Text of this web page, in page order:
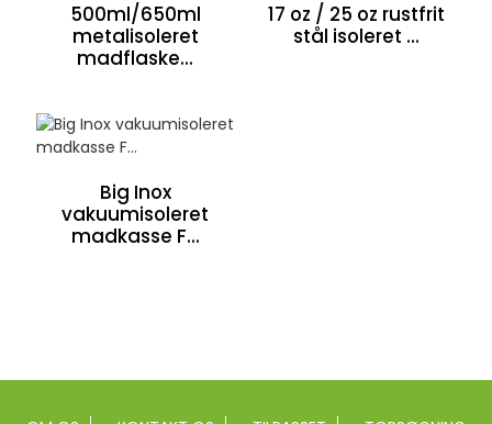
500ml/650ml
metalisoleret
madflaske...
17 oz / 25 oz rustfrit
stål isoleret ...
Big Inox
vakuumisoleret
madkasse F...